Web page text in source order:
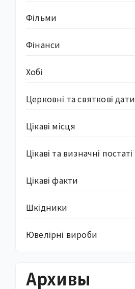
Фільми
Фінанси
Хобі
Церковні та святкові дати
Цікаві місця
Цікаві та визначні постаті
Цікаві факти
Шкідники
Ювелірні вироби
Архивы